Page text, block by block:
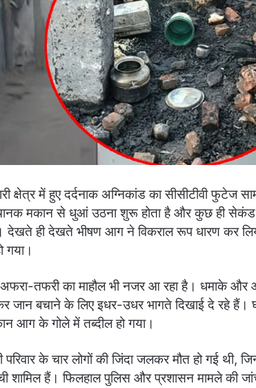
क्षेत्र में हुए दर्दनाक अग्निकांड का सीसीटीवी फुटेज
मकान से धुआं उठना शुरू होता है और कुछ ही
देखते ही देखते भीषण आग ने विकराल रूप धारण कर
गया।
तफरी का माहौल भी नजर आ रहा है। धमाके और
बचाने के लिए इधर-उधर भागते दिखाई दे रहे हैं।
आग के गोले में तब्दील हो गया।
के चार लोगों की जिंदा जलकर मौत हो गई थी,
शामिल हैं। फिलहाल पुलिस और प्रशासन मामले की